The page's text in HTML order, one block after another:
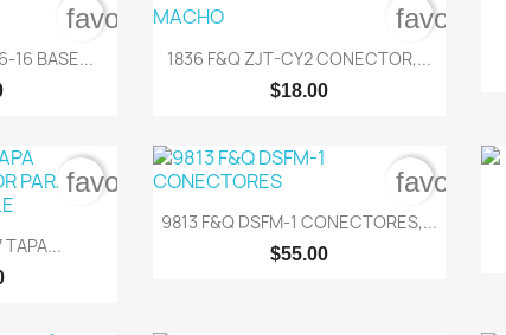
16 BASE...
favorite_border
 Vista rápida
1836 F&Q ZJT-CY2 CONECTOR,...
$18.00
TAPA...
favorite_border
 Vista rápida
9813 F&Q DSFM-1 CONECTORES,...
$55.00